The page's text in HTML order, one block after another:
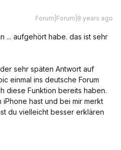
Forum|Forum|8 years ago
... aufgehört habe. das ist sehr
sehr späten Antwort auf
einmal ins deutsche Forum
diese Funktion bereits haben.
hast und bei mir merkt
du vielleicht besser erklären